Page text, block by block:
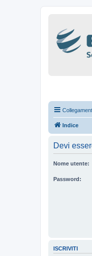
Indice
Devi
Nome utente:
Password:
ISCRIVITI